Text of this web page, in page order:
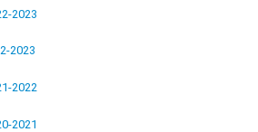
2023
2023
2022
2021